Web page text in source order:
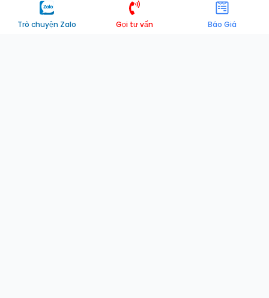
Trò chuyện Zalo Gọi tư vấn Báo Giá